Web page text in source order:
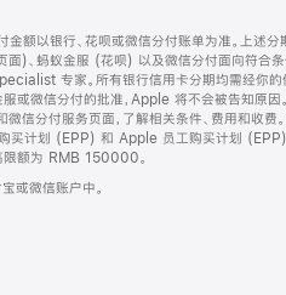
额以银行、花呗或微信分付账单为准。上述
)、蚂蚁金服 (花呗) 以及微信分付面向符合
专家。所有银行信用卡分期均需经你的
或微信分付的批准，Apple 将不会被告知原
信分付服务页面，了解相关条件、费用和收费
购买计划 (EPP) 和 Apple 员工购买计划
限额为 RMB 150000。
或微信账户中。